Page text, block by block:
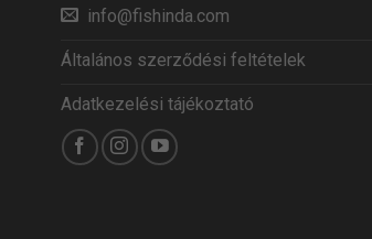
info@fishinda.com
Általános szerződési feltételek
Adatkezelési tájékoztató